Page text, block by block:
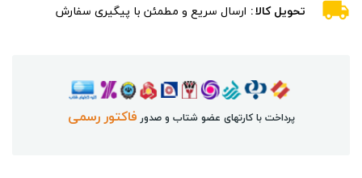
تحویل کالا ارسال سریع و مطمئن با پیگیری سفارش
پرداخت با کارتهای عضو شتاب و صدور فاکتور رسمی